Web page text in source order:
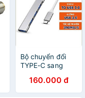
Bộ chuyển đổi
TYPE-C sang
chuyển đổi Type-
c sang 4 cổng
160.000 đ